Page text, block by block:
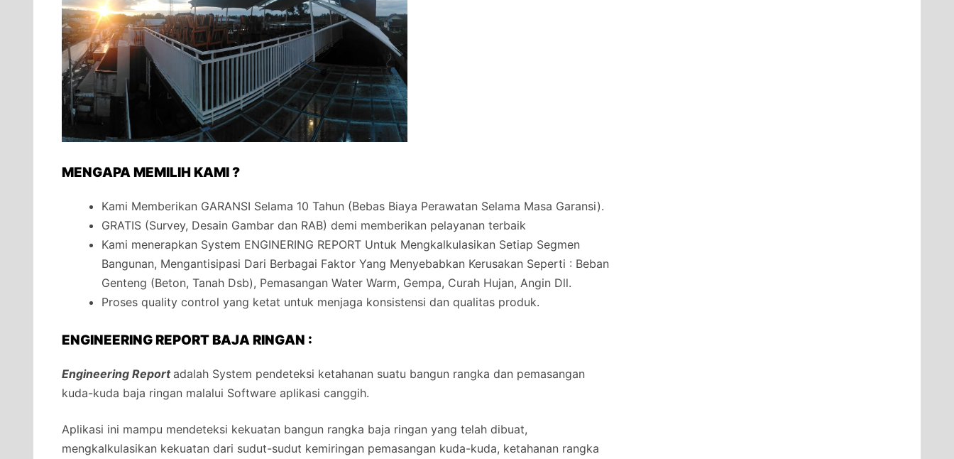
MENGAPA MEMILIH KAMI ?
Kami Memberikan GARANSI Selama 10 Tahun (Bebas Biaya Perawatan Selama Masa Garansi).
GRATIS (Survey, Desain Gambar dan RAB) demi memberikan pelayanan terbaik
Kami menerapkan System ENGINERING REPORT Untuk Mengkalkulasikan Setiap Segmen
Bangunan, Mengantisipasi Dari Berbagai Faktor Yang Menyebabkan Kerusakan Seperti : Beban
Genteng (Beton, Tanah Dsb), Pemasangan Water Warm, Gempa, Curah Hujan, Angin Dll.
Proses quality control yang ketat untuk menjaga konsistensi dan qualitas produk.
ENGINEERING REPORT BAJA RINGAN :
Engineering Reportadalah System pendeteksi ketahanan suatu bangun rangka dan pemasangan
kuda-kuda baja ringan malalui Software aplikasi canggih.
Aplikasi ini mampu mendeteksi kekuatan bangun rangka baja ringan yang telah dibuat,
mengkalkulasikan kekuatan dari sudut-sudut kemiringan pemasangan kuda-kuda, ketahanan rangka